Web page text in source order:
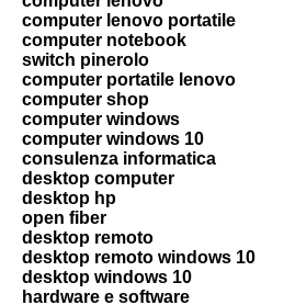
computer lenovo portatile
computer notebook
switch pinerolo
computer portatile lenovo
computer shop
computer windows
computer windows 10
consulenza informatica
desktop computer
desktop hp
open fiber
desktop remoto
desktop remoto windows 10
desktop windows 10
hardware e software